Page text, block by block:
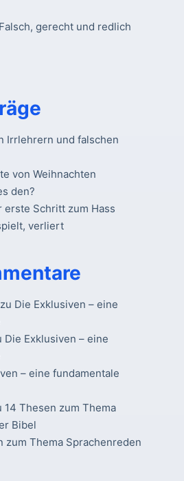
gerecht und redlich
Irrlehrern und falschen
von Weihnachten
den?
Schritt zum Hass
verliert
zu Die Exklusiven – eine
Die Exklusiven – eine
– eine fundamentale
14 Thesen zum Thema
Bibel
zum Thema Sprachenreden